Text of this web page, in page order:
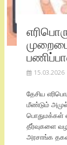
15.03.2026
தேசிய
மீண்டும்
பொதுமக்கள்
தீர்வுகளை
அரசாங்க